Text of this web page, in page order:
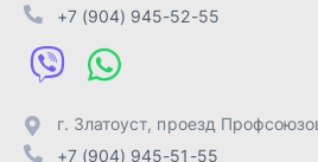
Отправить заявку